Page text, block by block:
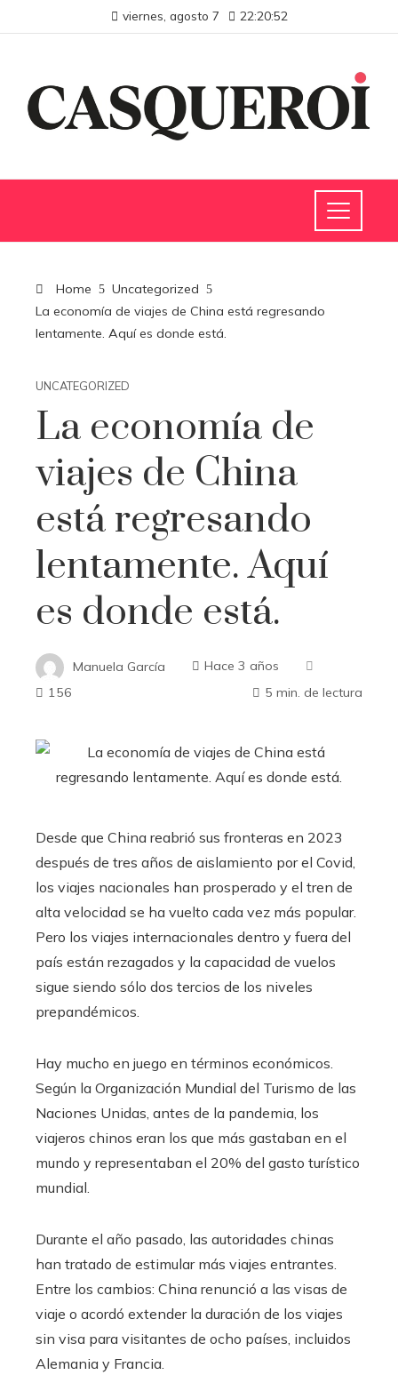
viernes, agosto 7 22:20:53
Home
Uncategorized
La economía de viajes de China está regresando
lentamente. Aquí es donde está.
UNCATEGORIZED
La economía de
viajes de China
está regresando
lentamente. Aquí
es donde está.
Manuela García
Hace 3 años
156
5 min. de lectura
Desde que China reabrió sus fronteras en 2023
después de tres años de aislamiento por el Covid,
los viajes nacionales han prosperado y el tren de
alta velocidad se ha vuelto cada vez más popular.
Pero los viajes internacionales dentro y fuera del
país están rezagados y la capacidad de vuelos
sigue siendo sólo dos tercios de los niveles
prepandémicos.
Hay mucho en juego en términos económicos.
Según la Organización Mundial del Turismo de las
Naciones Unidas, antes de la pandemia, los
viajeros chinos eran los que más gastaban en el
mundo y representaban el 20% del gasto turístico
mundial.
Durante el año pasado, las autoridades chinas
han tratado de estimular más viajes entrantes.
Entre los cambios: China renunció a las visas de
viaje o acordó extender la duración de los viajes
sin visa para visitantes de ocho países, incluidos
Alemania y Francia.